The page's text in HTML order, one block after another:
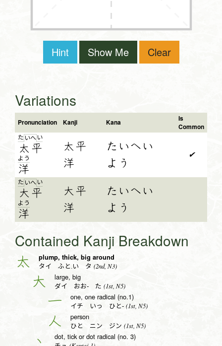
Hint Show Me Clear
Variations
Pronunciation Kanji Kana
Is
Common
た い
太
へ い
平
よ う
洋
太平
洋
たいへい
よう
✔
た い
大
へ い
平
よ う
洋
大平
洋
たいへい
よう
Contained Kanji Breakdown
太 plump, thick, big around
タイ ふと.い タ (2nd, N3)
大 large, big
ダイ おお- た (1st, N5)
一 one, one radical (no.1)
イチ いっ ひと- (1st, N5)
人 person
ひと ニン ジン (1st, N5)
丶 dot, tick or dot radical (no. 3)